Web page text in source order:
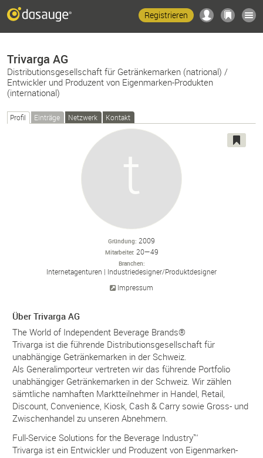
Registrieren
Trivarga AG
Distributionsgesellschaft für Getränkemarken (natrional) /
Entwickler und Produzent von Eigenmarken-Produkten
(international)
Profil Einträge Netzwerk Kontakt
Gründung 2009
Mitarbeiter 20—49
Branchen
Internetagenturen Industriedesigner/Produktdesigner
Impressum
Über Trivarga AG
The World of Independent Beverage Brands®
Trivarga ist die führende Distributionsgesellschaft für
unabhängige Getränkemarken in der Schweiz.
Als Generalimporteur vertreten wir das führende Portfolio
unabhängiger Getränkemarken in der Schweiz. Wir zählen
sämtliche namhaften Marktteilnehmer in Handel, Retail,
Discount, Convenience, Kiosk, Cash & Carry sowie Gross- und
Zwischenhandel zu unseren Abnehmern.
Full-Service Solutions for the Beverage Industry™
Trivarga ist ein Entwickler und Produzent von Eigenmarken-